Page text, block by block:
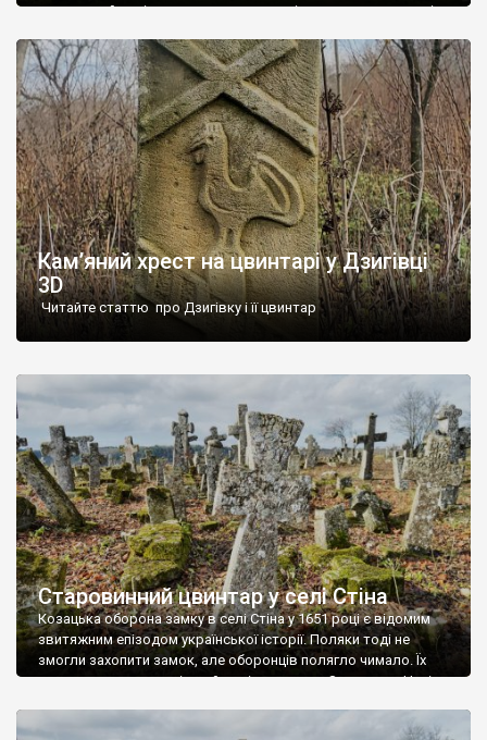
радянський період у ньому спочатку містилася школа, потім
століття тут розмістили туберкульозну лікарню. Коли із
палацу виїхала лікарня – ми точно не […]
Кам’яний хрест на цвинтарі у Дзигівці
3D
Читайте статтю про Дзигівку і її цвинтар
Старовинний цвинтар у селі Стіна
Козацька оборона замку в селі Стіна у 1651 році є відомим
звитяжним епізодом української історії. Поляки тоді не
змогли захопити замок, але оборонців полягло чимало. Їх
поховали на цвинтарі, який тоді називався Замковим. Нині на
ньому чимало хрестів 19 століття, є такі, де епітафії стер […]